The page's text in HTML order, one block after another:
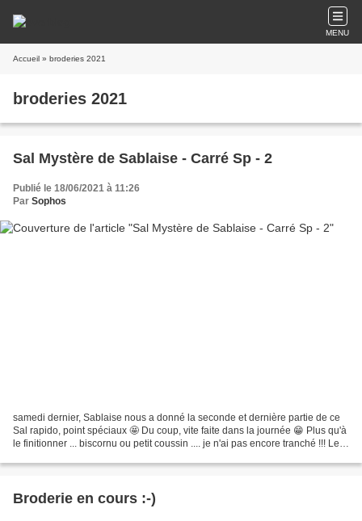
MENU
Accueil » broderies 2021
broderies 2021
Sal Mystère de Sablaise - Carré Sp - 2
Publié le 18/06/2021 à 11:26
Par Sophos
samedi dernier, Sablaise nous a donné la seconde et dernière partie de ce
Sal rapido, point spéciaux 🤩 Du coup, vite faite dans la journée 😁 Plus qu'à
le finitionner ... biscornu ou petit coussin .... je n'ai pas encore tranché !!! Le
Broderie en cours :-)